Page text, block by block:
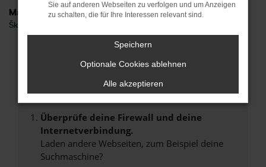
Marken
Škoda
Fehler: Network Error
Beim Laden ist ein Fehler aufgetreten.
Hier sind ein paar Tipps, die dir helfen können:
Überprüfe deine Firewall und deine
Internetverbindung.
Laden andere Webseiten, zum Beispiel deine
Suchmaschine?
Sie auf anderen Webseiten zu verfolgen und um Anzeigen
zu schalten, die für Ihre Interessen relevant sind.
Speichern
Optionale Cookies ablehnen
Alle akzeptieren